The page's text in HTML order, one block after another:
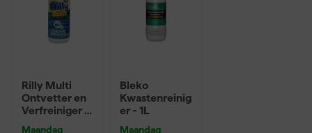
Rilly Multi
Ontvetter en
Verfreiniger –
Maandag
Bleko
Kwastenreinig
er - 1L
Maandag